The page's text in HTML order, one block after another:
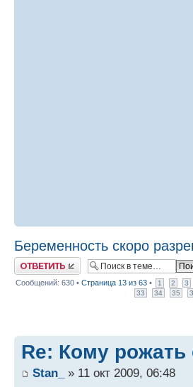
Беременность скоро
Ответить
Сообщений: 630 • Страница 13 из 63 • 1 2 3
33
34 35
Re: Кому
Stan_ » 11 окт 2009, 06:48